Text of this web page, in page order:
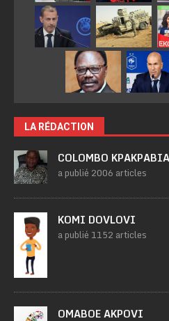
LA RÉDACTION
COLOMBO KPAKPABIA
a publié 2006 articles
KOMI DOVLOVI
a publié 1152 articles
OMABOE AKPOVI